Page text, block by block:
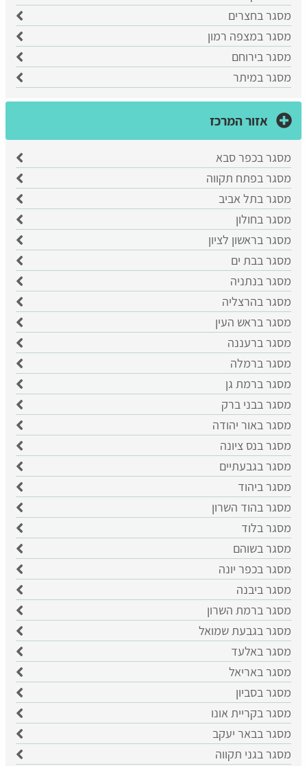
מסגר בחצרים
מסגר במצפה רמון
מסגר בירוחם
מסגר במיתר
אזור המרכז
מסגר בכפר סבא
​מסגר בפתח תקווה
​מסגר בתל אביב
מסגר בחולון
מסגר בראשון לציון
​מסגר בבת ים
​מסגר בנתניה
מסגר בהרצליה
​מסגר בראש העין
מסגר ברעננה
מסגר ברמלה
מסגר ברמת גן
מסגר בבני ברק
מסגר באור יהודה
מסגר בנס ציונה
מסגר בגבעתיים
מסגר ביהוד
מסגר בהוד השרון
מסגר בלוד
מסגר בשוהם
מסגר בכפר יונה
מסגר ביבנה
מסגר ברמת השרון
מסגר בגבעת שמואל
מסגר באלעד
מסגר באריאל
מסגר בסביון
מסגר בקריית אונו
מסגר בבאר יעקב
מסגר בגני תקווה